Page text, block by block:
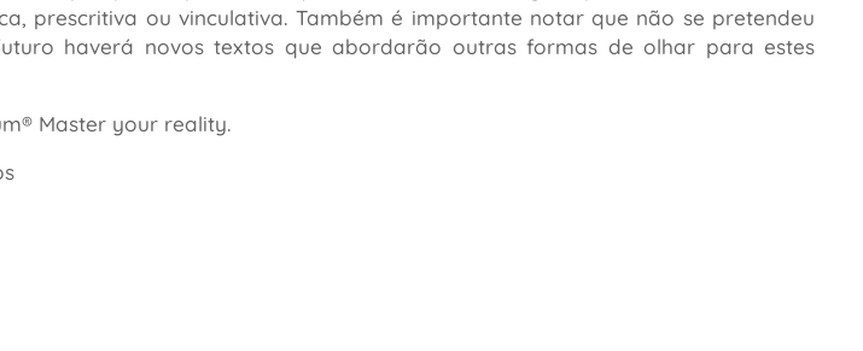
prescritiva ou vinculativa. Também é importante notar que não se pretendeu
haverá novos textos que abordarão outras formas de olhar para estes
Master your reality.